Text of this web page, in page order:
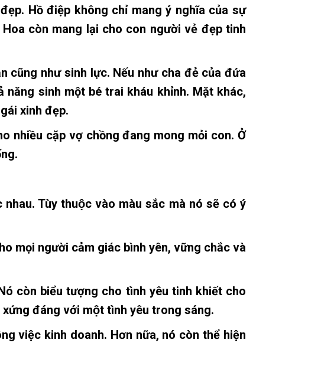
Hồ điệp không chỉ mang ý nghĩa của sự
còn mang lại cho con người vẻ đẹp tinh
cũng như sinh lực. Nếu như cha đẻ của đứa
sinh một bé trai kháu khỉnh. Mặt khác,
xinh đẹp.
nhiều cặp vợ chồng đang mong mỏi con. Ở
Tùy thuộc vào màu sắc mà nó sẽ có ý
mọi người cảm giác bình yên, vững chắc và
còn biểu tượng cho tình yêu tinh khiết cho
đáng với một tình yêu trong sáng.
việc kinh doanh. Hơn nữa, nó còn thể hiện